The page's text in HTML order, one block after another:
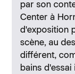
par son
Center à
d'exposition
scène, au
différent,
bains d'essai